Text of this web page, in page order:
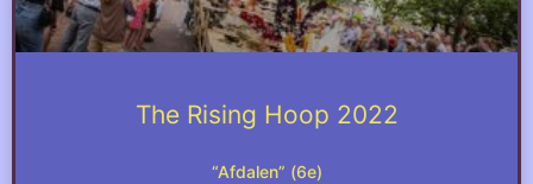
The Rising Hoop 2022
“Afdalen” (6e)